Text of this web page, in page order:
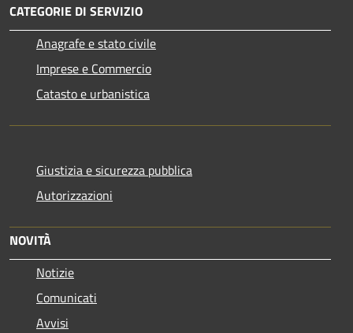
CATEGORIE DI SERVIZIO
Anagrafe e stato civile
Imprese e Commercio
Catasto e urbanistica
Giustizia e sicurezza pubblica
Autorizzazioni
NOVITÀ
Notizie
Comunicati
Avvisi